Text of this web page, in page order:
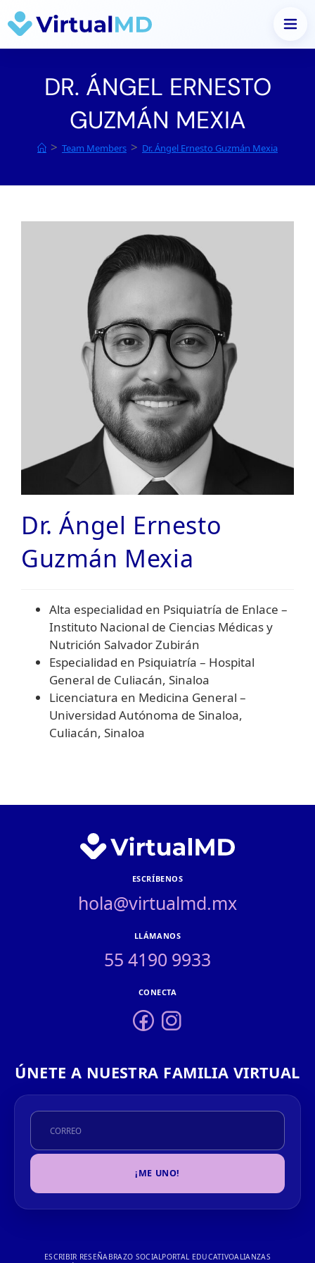
DR. ÁNGEL ERNESTO
GUZMÁN MEXIA
> Team Members > Dr. Ángel Ernesto Guzmán Mexia
Dr. Ángel Ernesto
Guzmán Mexia
Alta especialidad en Psiquiatría de Enlace –
Instituto Nacional de Ciencias Médicas y
Nutrición Salvador Zubirán
Especialidad en Psiquiatría – Hospital
General de Culiacán, Sinaloa
Licenciatura en Medicina General –
Universidad Autónoma de Sinaloa,
Culiacán, Sinaloa
ESCRÍBENOS
hola@virtualmd.mx
LLÁMANOS
55 4190 9933
CONECTA
ÚNETE A NUESTRA FAMILIA VIRTUAL
¡ME UNO!
ESCRIBIR RESEÑABRAZO SOCIALPORTAL EDUCATIVOALIANZAS